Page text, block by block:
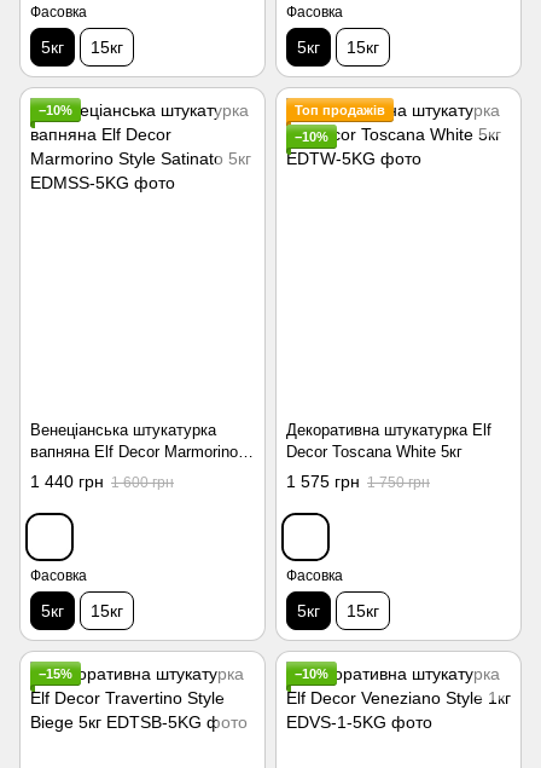
Фасовка
5кг 15кг
Фасовка
5кг 15кг
−10%
Венеціанська штукатурка
вапняна Elf Decor Marmorino
Style Satinato 5кг
1 440 грн 1 600 грн
Фасовка
5кг 15кг
Топ продажів
−10%
Декоративна штукатурка Elf
Decor Toscana White 5кг
1 575 грн 1 750 грн
Фасовка
5кг 15кг
−15% −10%